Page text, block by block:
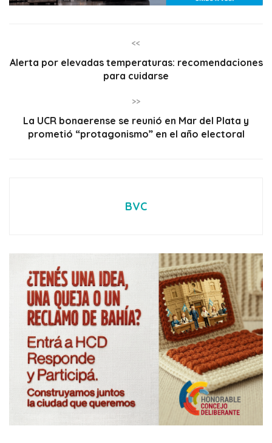
<<
Alerta por elevadas temperaturas: recomendaciones
para cuidarse
>>
La UCR bonaerense se reunió en Mar del Plata y
prometió “protagonismo” en el año electoral
BVC